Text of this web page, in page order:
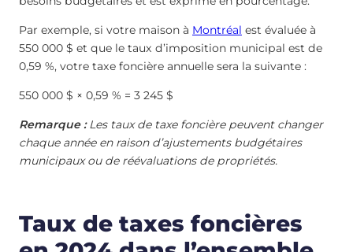
Par exemple, si votre maison à Montréal est évaluée à
550 000 $ et que le taux d’imposition municipal est de
0,59 %, votre taxe foncière annuelle sera la suivante :
550 000 $ × 0,59 % = 3 245 $
Remarque :Les taux de taxe foncière peuvent changer
chaque année en raison d’ajustements budgétaires
municipaux ou de réévaluations de propriétés.
Taux de taxes foncières